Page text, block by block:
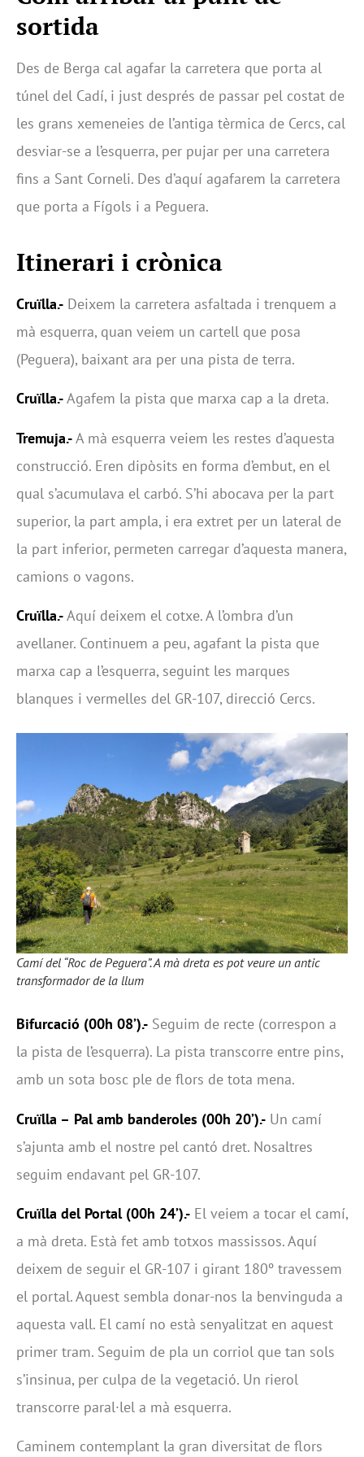
sortida
Des de Berga cal agafar la carretera que porta al
túnel del Cadí, i just després de passar pel costat de
les grans xemeneies de l’antiga tèrmica de Cercs, cal
desviar-se a l’esquerra, per pujar per una carretera
fins a Sant Corneli. Des d’aquí agafarem la carretera
que porta a Fígols i a Peguera.
Itinerari i crònica
Cruïlla.- Deixem la carretera asfaltada i trenquem a
mà esquerra, quan veiem un cartell que posa
(Peguera), baixant ara per una pista de terra.
Cruïlla.-Agafem la pista que marxa cap a la dreta.
Tremuja.-A mà esquerra veiem les restes d’aquesta
construcció. Eren dipòsits en forma d’embut, en el
qual s’acumulava el carbó. S’hi abocava per la part
superior, la part ampla, i era extret per un lateral de
la part inferior, permeten carregar d’aquesta manera,
camions o vagons.
Cruïlla.-Aquí deixem el cotxe. A l’ombra d’un
avellaner. Continuem a peu, agafant la pista que
marxa cap a l’esquerra, seguint les marques
blanques i vermelles del GR-107, direcció Cercs.
Camí del “Roc de Peguera”. A mà dreta es pot veure un antic
transformador de la llum
Bifurcació (00h 08’).- Seguim de recte (correspon a
la pista de l’esquerra). La pista transcorre entre pins,
amb un sota bosc ple de flors de tota mena.
Cruïlla – Pal amb banderoles (00h 20’).- Un camí
s’ajunta amb el nostre pel cantó dret. Nosaltres
seguim endavant pel GR-107.
Cruïlla del Portal (00h 24’).- El veiem a tocar el camí,
a mà dreta. Està fet amb totxos massissos. Aquí
deixem de seguir el GR-107 i girant 180º travessem
el portal. Aquest sembla donar-nos la benvinguda a
aquesta vall. El camí no està senyalitzat en aquest
primer tram. Seguim de pla un corriol que tan sols
s’insinua, per culpa de la vegetació. Un rierol
transcorre paral·lel a mà esquerra.
Caminem contemplant la gran diversitat de flors